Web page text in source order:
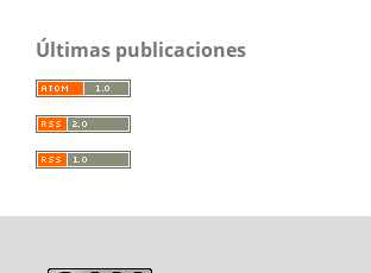
Últimas publicaciones